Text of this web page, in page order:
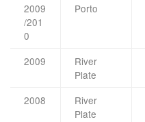
2009
/201
0
Porto
2009
River
Plate
2008
River
Plate